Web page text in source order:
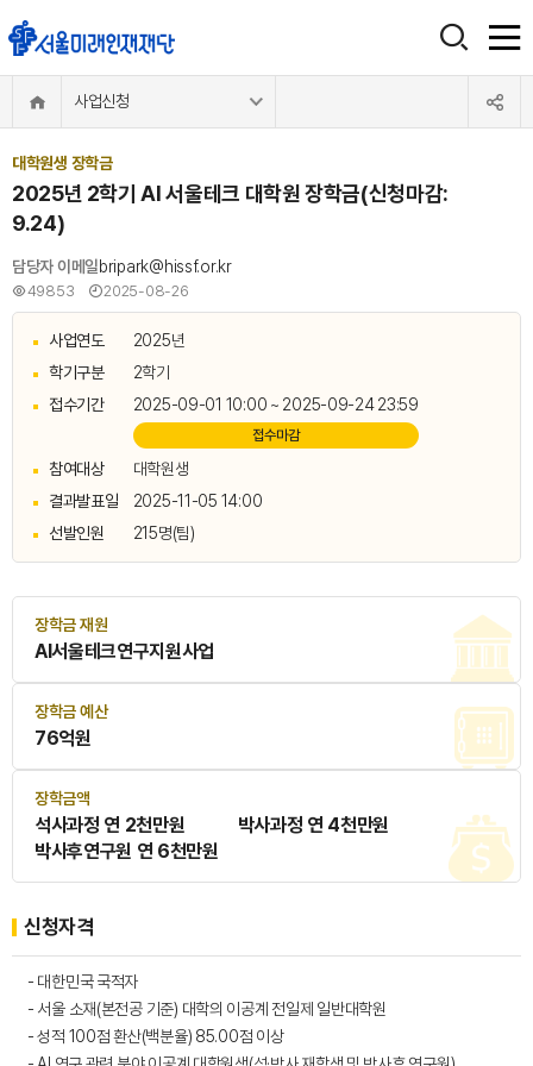
사업신청
대학원생 장학금
2025년 2학기 AI 서울테크 대학원 장학금(신청마감:
9.24)
담당자 이메일bripark@hissf.or.kr
49853 2025-08-26
사업연도
2025년
학기구분
2학기
접수기간
2025-09-01 10:00 ~ 2025-09-24 23:59
접수마감
참여대상
대학원생
결과발표일
2025-11-05 14:00
선발인원
215명(팀)
장학금 재원
AI서울테크연구지원사업
장학금 예산
76억원
장학금액
석사과정 연 2천만원 박사과정 연 4천만원
박사후연구원 연 6천만원
신청자격
- 대한민국 국적자
- 서울 소재(본전공 기준) 대학의​ 이공계 전일제​ 일반대학원
- 성적 100점 환산(백분율) 85.00점 이상